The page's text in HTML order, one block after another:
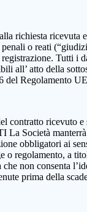
richiesta
o reati
Tutti i
all’ atto della
del Regolamento
ricevuto
Società
obbligatori ai
regolamento, a
non consenta
prima della